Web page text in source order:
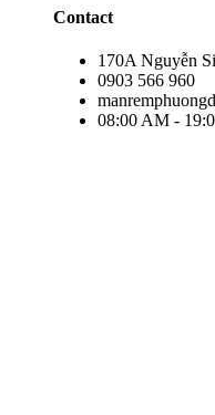
Contact
170A Nguyễn
0903 566 960
08:00 AM -